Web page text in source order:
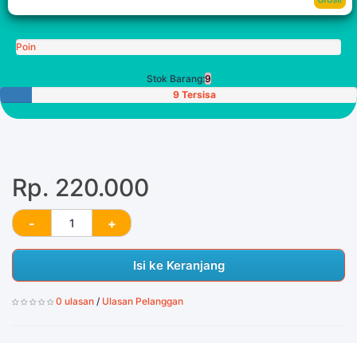
Poin
Stok Barang:9
9 Tersisa
Rp. 220.000
Isi ke Keranjang
0 ulasan / Ulasan Pelanggan